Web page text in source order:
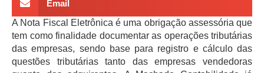
Email
A Nota Fiscal Eletrônica é uma obrigação assessória que
tem como finalidade documentar as operações tributárias
das empresas, sendo base para registro e cálculo das
questões tributárias tanto das empresas vendedoras